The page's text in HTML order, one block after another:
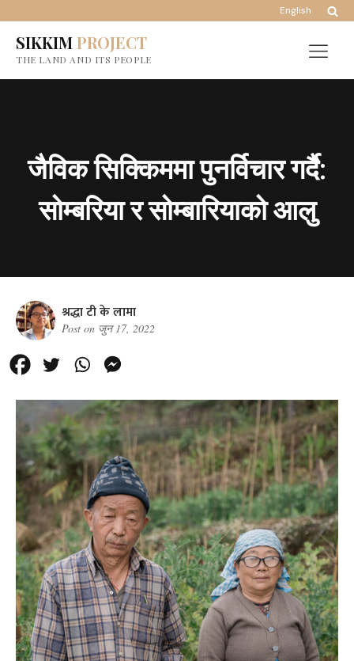
English
SIKKIMPROJECT
THE LAND AND ITS PEOPLE
जैविक सिक्किममा पुनर्विचार गर्दै:
सोम्बरिया र सोम्बारियाको आलु
श्रद्धा टी के लामा
Post on जुन 17, 2022